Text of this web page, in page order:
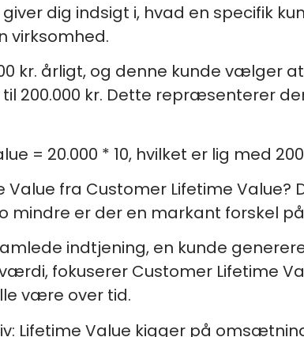
dig indsigt i, hvad en specifik
virksomhed.
kr. årligt, og denne kunde vælger at
til 200.000 kr. Dette repræsenterer
= 20.000 * 10, hvilket er lig med
Value fra Customer Lifetime Value?
er der en markant forskel
indtjening, en kunde
fokuserer Customer Lifetime
være over tid.
Lifetime Value kigger på